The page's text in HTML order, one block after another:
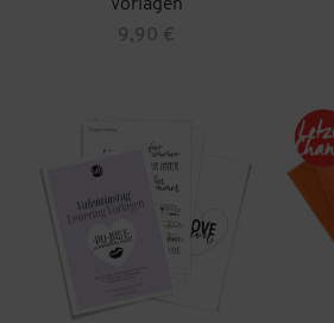
Vorlagen
9,90 €